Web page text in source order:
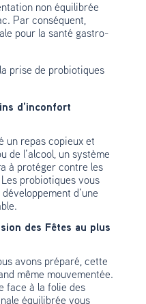
non équilibrée
Par conséquent,
pour la santé gastro-
prise de probiotiques
d’inconfort
un repas copieux et
de l’alcool, un système
à protéger contre les
probiotiques vous
d’une
des Fêtes au plus
avons préparé, cette
même mouvementée.
face à la folie des
équilibrée vous